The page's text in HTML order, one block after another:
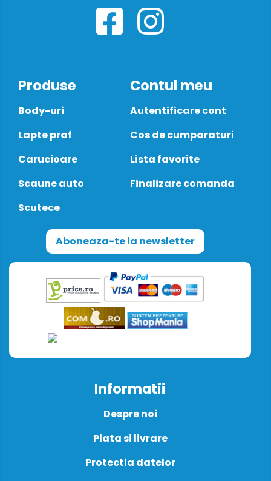
Produse
Body-uri
Lapte praf
Carucioare
Scaune auto
Scutece
Contul meu
Autentificare cont
Cos de cumparaturi
Lista favorite
Finalizare comanda
Aboneaza-te la newsletter
Informatii
Despre noi
Plata si livrare
Protectia datelor